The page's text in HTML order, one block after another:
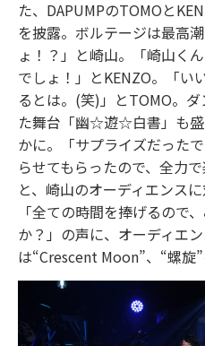
た、DAPUMPのTOMOと
を披露。ボルテージは最高
ょ！？」と崎山。「崎山く
でしょ！」とKENZO。「い
るとは。(笑)」とTOMO。
た舞台「幽☆遊☆白書」も
かに。「サプライズだった
らせてもらったので、全力
と、崎山のオーディエンス
「全ての時間を捧げるので
か？」の声に、オーディエ
は“Crescent Moon”、“螺旋